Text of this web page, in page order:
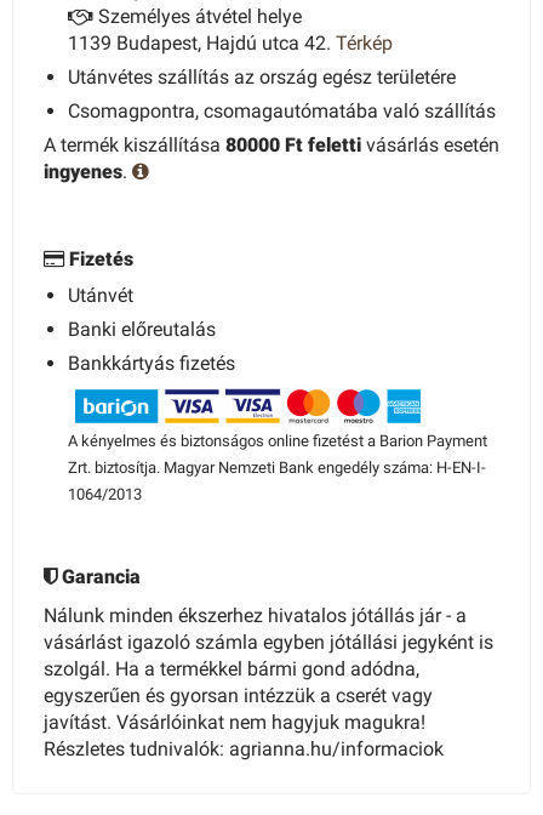
Személyes átvétel helye
1139 Budapest, Hajdú utca 42. Térkép
Utánvétes szállítás az ország egész területére
Csomagpontra, csomagautómatába való szállítás
A termék kiszállítása 80000 Ft feletti vásárlás esetén
ingyenes.
Fizetés
Utánvét
Banki előreutalás
Bankkártyás fizetés
A kényelmes és biztonságos online fizetést a Barion Payment
Zrt. biztosítja. Magyar Nemzeti Bank engedély száma: H-EN-I-
1064/2013
Garancia
Nálunk minden ékszerhez hivatalos jótállás jár - a
vásárlást igazoló számla egyben jótállási jegyként is
szolgál. Ha a termékkel bármi gond adódna,
egyszerűen és gyorsan intézzük a cserét vagy
javítást. Vásárlóinkat nem hagyjuk magukra!
Részletes tudnivalók: agrianna.hu/informaciok